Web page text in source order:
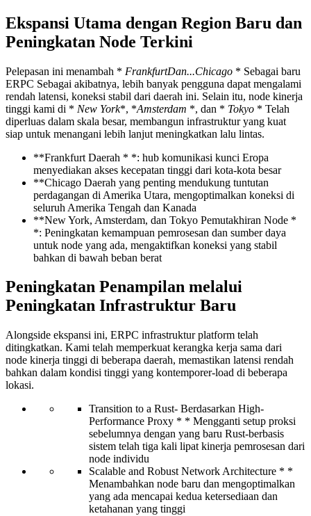
Ekspansi Utama dengan Region Baru dan
Peningkatan Node Terkini
Pelepasan ini menambah * FrankfurtDan...Chicago * Sebagai baru
ERPC Sebagai akibatnya, lebih banyak pengguna dapat mengalami
rendah latensi, koneksi stabil dari daerah ini. Selain itu, node kinerja
tinggi kami di * New York*, *Amsterdam *, dan * Tokyo * Telah
diperluas dalam skala besar, membangun infrastruktur yang kuat
siap untuk menangani lebih lanjut meningkatkan lalu lintas.
**Frankfurt Daerah * *: hub komunikasi kunci Eropa
menyediakan akses kecepatan tinggi dari kota-kota besar
**Chicago Daerah yang penting mendukung tuntutan
perdagangan di Amerika Utara, mengoptimalkan koneksi di
seluruh Amerika Tengah dan Kanada
**New York, Amsterdam, dan Tokyo Pemutakhiran Node *
*: Peningkatan kemampuan pemrosesan dan sumber daya
untuk node yang ada, mengaktifkan koneksi yang stabil
bahkan di bawah beban berat
Peningkatan Penampilan melalui
Peningkatan Infrastruktur Baru
Alongside ekspansi ini, ERPC infrastruktur platform telah
ditingkatkan. Kami telah memperkuat kerangka kerja sama dari
node kinerja tinggi di beberapa daerah, memastikan latensi rendah
bahkan dalam kondisi tinggi yang kontemporer-load di beberapa
lokasi.
Transition to a Rust- Berdasarkan High-
Performance Proxy * * Mengganti setup proksi
sebelumnya dengan yang baru Rust-berbasis
sistem telah tiga kali lipat kinerja pemrosesan dari
node individu
Scalable and Robust Network Architecture * *
Menambahkan node baru dan mengoptimalkan
yang ada mencapai kedua ketersediaan dan
ketahanan yang tinggi